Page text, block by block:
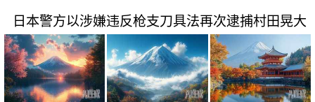
日本警方以涉嫌违反枪支刀具法再次逮捕村田晃大